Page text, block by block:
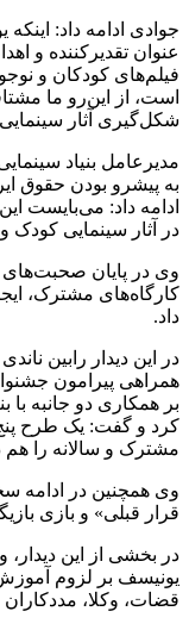
جوادی ادامه داد:
عنوان تقدیرکننده و
فیلم‌های کودکان و
است، از این‌رو ما
شکل‌گیری آثار سینمایی
مدیرعامل بنیاد
به پیشرو بودن حقوق
ادامه داد: می‌بایست
در آثار سینمایی کودک و
وی در پایان صحبت‌های
کارگاه‌های مشترک،
داد.
در این دیدار رابین
همراهی پیرامون
بر همکاری دو جانبه با
کرد و گفت: یک طرح
مشترک و سالانه را هم
وی همچنین در ادامه
قرار قبلی» و بازی
در بخشی از این
یونیسف بر لزوم
قضات، وکلا،